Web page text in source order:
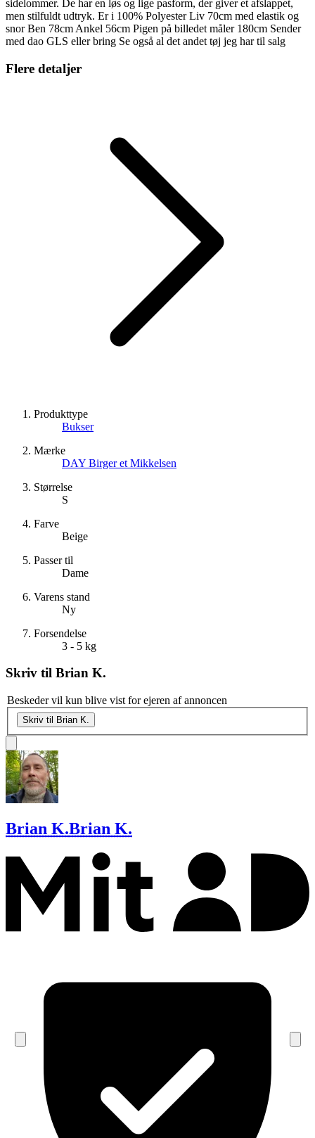
sidelommer. De har en løs og lige pasform, der giver et afslappet,
men stilfuldt udtryk. Er i 100% Polyester Liv 70cm med elastik og
snor Ben 78cm Ankel 56cm Pigen på billedet måler 180cm Sender
med dao GLS eller bring Se også al det andet tøj jeg har til salg
Flere detaljer
Produkttype
Bukser
Mærke
DAY Birger et Mikkelsen
Størrelse
S
Farve
Beige
Passer til
Dame
Varens stand
Ny
Forsendelse
3 - 5 kg
Skriv til Brian K.
Beskeder vil kun blive vist for ejeren af annoncen
Skriv til Brian K.
Brian K.Brian K.